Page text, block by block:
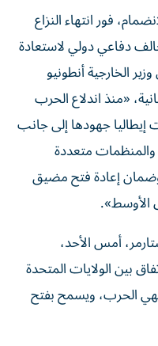
فور انتهاء النزاع
دفاعي دولي لاستعادة
الخارجية أنطونيو
«منذ اندلاع الحرب
إيطاليا جهودها إلى جانب
والمنظمات متعددة
وضمان إعادة فتح مضيق
الأوسط».
أمس الأحد،
بين الولايات المتحدة
الحرب، ويسمح بفتح